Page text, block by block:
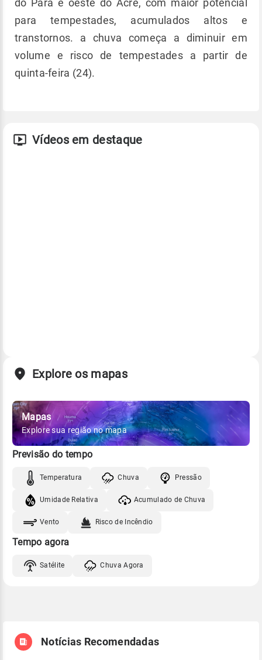
para tempestades, acumulados altos e
transtornos. a chuva começa a diminuir em
volume e risco de tempestades a partir de
quinta-feira (24).
Vídeos em destaque
Explore os mapas
Mapas
Explore sua região no mapa
Previsão do tempo
Temperatura Chuva Pressão
Umidade Relativa Acumulado de Chuva
Vento Risco de Incêndio
Tempo agora
Satélite Chuva Agora
Notícias Recomendadas